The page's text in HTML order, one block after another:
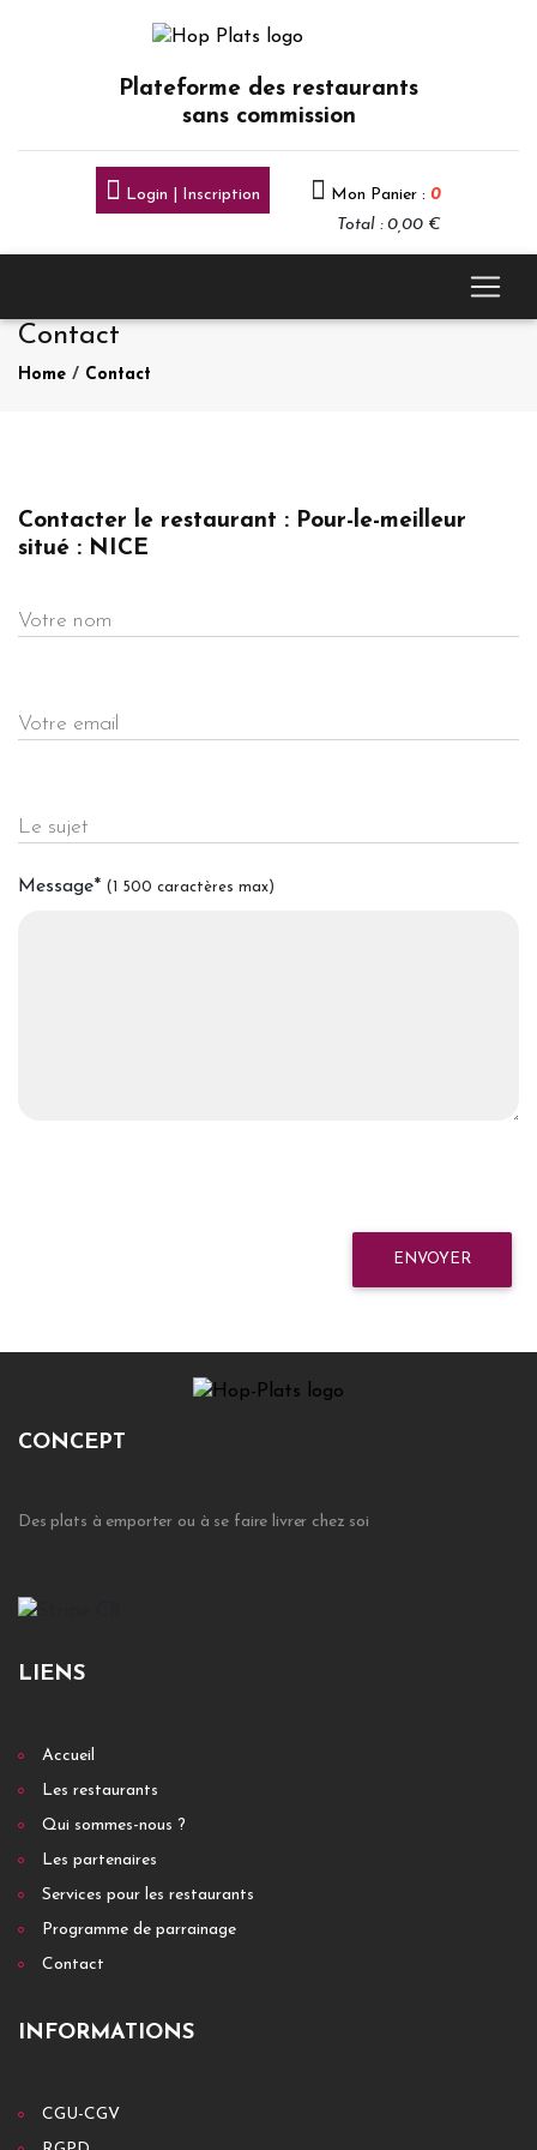
Plateforme des restaurants
sans commission
Login | Inscription Mon Panier : 0
Total : 0,00 €
Contact
Home / Contact
Contacter le restaurant : Pour-le-meilleur
situé : NICE
Votre nom
Votre email
Le sujet
Message* (1 500 caractères max)
ENVOYER
CONCEPT
Des plats à emporter ou à se faire livrer chez soi
LIENS
Accueil
Les restaurants
Qui sommes-nous ?
Les partenaires
Services pour les restaurants
Programme de parrainage
Contact
INFORMATIONS
CGU-CGV